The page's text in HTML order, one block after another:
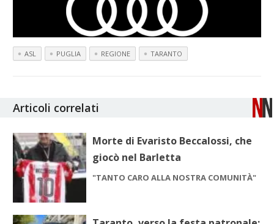
ASL PUGLIA REGIONE TARANTO
Articoli correlati
Morte di Evaristo Beccalossi, che
giocò nel Barletta
"TANTO CARO ALLA NOSTRA COMUNITÀ"